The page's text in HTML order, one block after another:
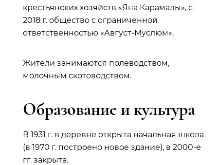
крестьянских хозяйств «Яна Карамалы», с
2018 г. общество с ограниченной
ответственностью «Август-Муслюм».
Жители занимаются полеводством,
молочным скотоводством.
Образование и культура
В 1931 г. в деревне открыта начальная школа
(в 1970 г. построено новое здание), в 2000-е
гг. закрыта.